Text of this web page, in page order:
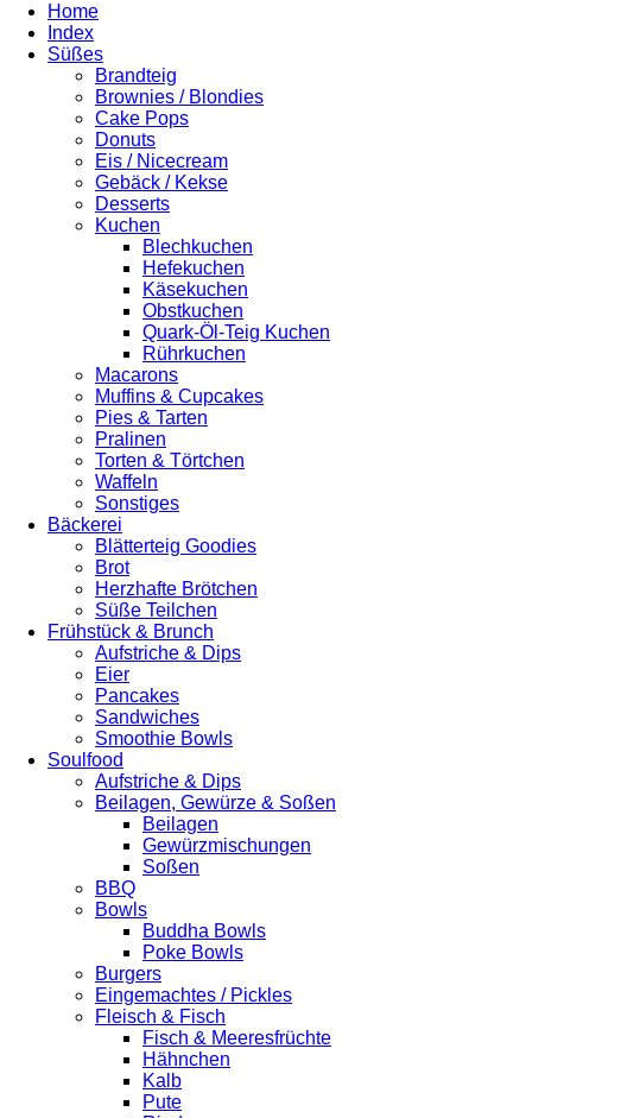
Home
Index
Süßes
Brandteig
Brownies / Blondies
Cake Pops
Donuts
Eis / Nicecream
Gebäck / Kekse
Desserts
Kuchen
Blechkuchen
Hefekuchen
Käsekuchen
Obstkuchen
Quark-Öl-Teig Kuchen
Rührkuchen
Macarons
Muffins & Cupcakes
Pies & Tarten
Pralinen
Torten & Törtchen
Waffeln
Sonstiges
Bäckerei
Blätterteig Goodies
Brot
Herzhafte Brötchen
Süße Teilchen
Frühstück & Brunch
Aufstriche & Dips
Eier
Pancakes
Sandwiches
Smoothie Bowls
Soulfood
Aufstriche & Dips
Beilagen, Gewürze & Soßen
Beilagen
Gewürzmischungen
Soßen
BBQ
Bowls
Buddha Bowls
Poke Bowls
Burgers
Eingemachtes / Pickles
Fleisch & Fisch
Fisch & Meeresfrüchte
Hähnchen
Kalb
Pute